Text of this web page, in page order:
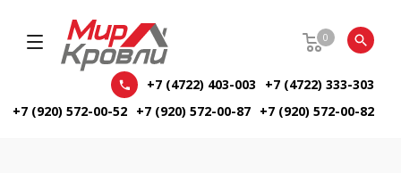
0
+7 (4722) 403-003
+7 (4722) 333-303
+7 (920) 572-00-52 +7 (920) 572-00-87 +7 (920) 572-00-82